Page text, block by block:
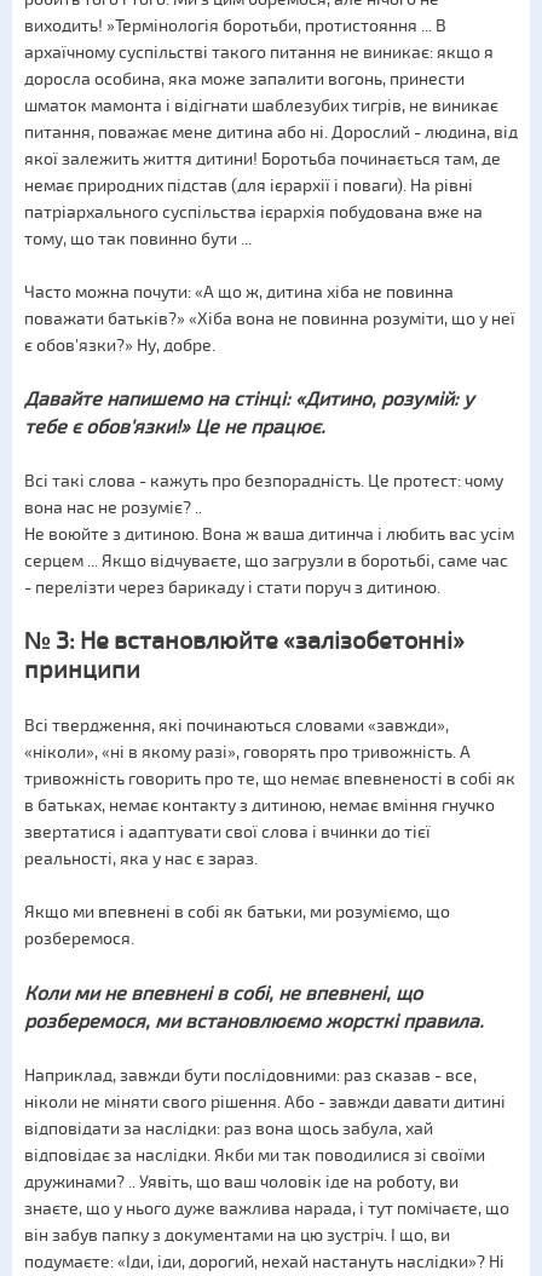
виходить! »Термінологія боротьби, протистояння ... В
архаїчному суспільстві такого питання не виникає: якщо я
доросла особина, яка може запалити вогонь, принести
шматок мамонта і відігнати шаблезубих тигрів, не виникає
питання, поважає мене дитина або ні. Дорослий - людина, від
якої залежить життя дитини! Боротьба починається там, де
немає природних підстав (для ієрархії і поваги). На рівні
патріархального суспільства ієрархія побудована вже на
тому, що так повинно бути ...
Часто можна почути: «А що ж, дитина хіба не повинна
поважати батьків?» «Хіба вона не повинна розуміти, що у неї
є обов'язки?» Ну, добре.
Давайте напишемо на стінці: «Дитино, розумій: у
тебе є обов'язки!» Це не працює.
Всі такі слова - кажуть про безпорадність. Це протест: чому
вона нас не розуміє? ..
Не воюйте з дитиною. Вона ж ваша дитинча і любить вас усім
серцем ... Якщо відчуваєте, що загрузли в боротьбі, саме час
- перелізти через барикаду і стати поруч з дитиною.
№ 3: Не встановлюйте «залізобетонні»
принципи
Всі твердження, які починаються словами «завжди»,
«ніколи», «ні в якому разі», говорять про тривожність. А
тривожність говорить про те, що немає впевненості в собі як
в батьках, немає контакту з дитиною, немає вміння гнучко
звертатися і адаптувати свої слова і вчинки до тієї
реальності, яка у нас є зараз.
Якщо ми впевнені в собі як батьки, ми розуміємо, що
розберемося.
Коли ми не впевнені в собі, не впевнені, що
розберемося, ми встановлюємо жорсткі правила.
Наприклад, завжди бути послідовними: раз сказав - все,
ніколи не міняти свого рішення. Або - завжди давати дитині
відповідати за наслідки: раз вона щось забула, хай
відповідає за наслідки. Якби ми так поводилися зі своїми
дружинами? .. Уявіть, що ваш чоловік іде на роботу, ви
знаєте, що у нього дуже важлива нарада, і тут помічаєте, що
він забув папку з документами на цю зустріч. І що, ви
подумаєте: «Іди, іди, дорогий, нехай настануть наслідки»? Ні